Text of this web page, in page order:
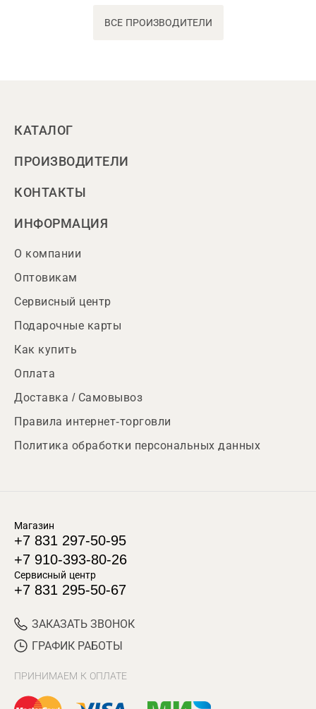
ВСЕ ПРОИЗВОДИТЕЛИ
КАТАЛОГ
ПРОИЗВОДИТЕЛИ
КОНТАКТЫ
ИНФОРМАЦИЯ
О компании
Оптовикам
Сервисный центр
Подарочные карты
Как купить
Оплата
Доставка / Самовывоз
Правила интернет-торговли
Политика обработки персональных данных
Магазин
+7 831 297-50-95
+7 910-393-80-26
Сервисный центр
+7 831 295-50-67
ЗАКАЗАТЬ ЗВОНОК
ГРАФИК РАБОТЫ
ПРИНИМАЕМ К ОПЛАТЕ